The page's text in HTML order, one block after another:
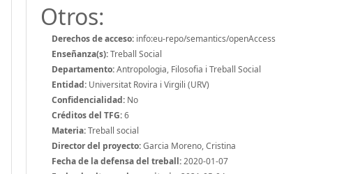
Otros:
Derechos de acceso: info:eu-repo/semantics/openAccess
Enseñanza(s):Treball Social
Departamento:Antropologia, Filosofia i Treball Social
Entidad: Universitat Rovira i Virgili (URV)
Confidencialidad: No
Créditos del TFG:6
Materia:Treball social
Director del proyecto:Garcia Moreno, Cristina
Fecha de la defensa del treball:2020-01-07